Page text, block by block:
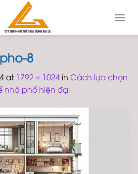
8
at 1792 × 1024 in Cách lựa chọn
nhà phố hiện đại